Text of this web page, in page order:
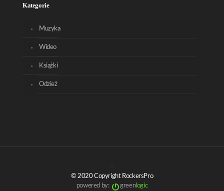
Kategorie
Muzyka
Wideo
Książki
Odzież
© 2020 Copyright RockersPro
powered by:
greenlogic